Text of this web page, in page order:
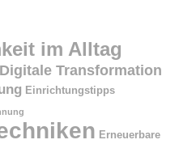
im Alltag
Digitale Transformation
Einrichtungstipps
Erneuerbare